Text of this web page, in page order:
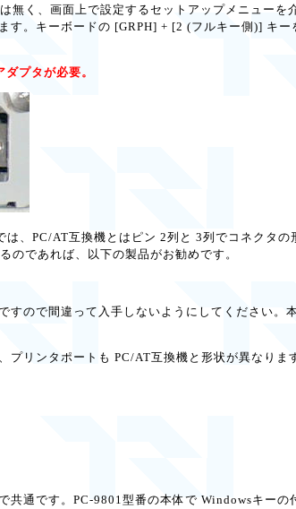
く、画面上で設定するセットアップメニューを
す。キーボードの [GRPH] + [2 (フルキー側)] キー
プタが必要。
、PC/AT互換機とはピン 2列と 3列でコネクタの
のであれば、以下の製品がお勧めです。
すので間違って入手しないようにしてください。
リンタポートも PC/AT互換機と形状が異なりま
通です。PC-9801型番の本体で Windowsキーの